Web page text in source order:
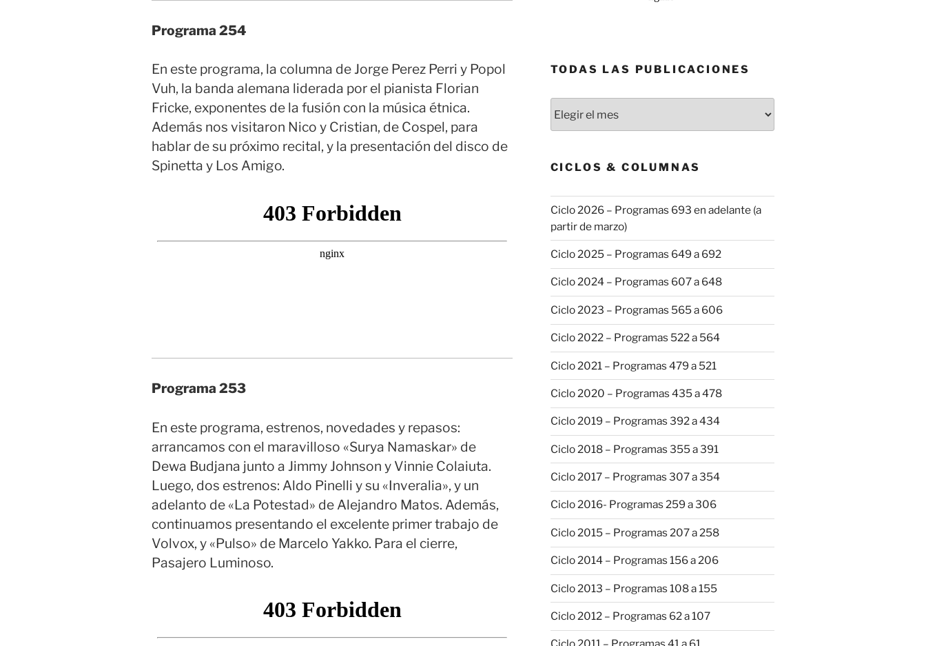
Programa 254
En este programa, la columna de Jorge Perez Perri y Popol
Vuh, la banda alemana liderada por el pianista Florian
Fricke, exponentes de la fusión con la música étnica.
Además nos visitaron Nico y Cristian, de Cospel, para
hablar de su próximo recital, y la presentación del disco de
Spinetta y Los Amigo.
Programa 253
En este programa, estrenos, novedades y repasos:
arrancamos con el maravilloso «Surya Namaskar» de
Dewa Budjana junto a Jimmy Johnson y Vinnie Colaiuta.
Luego, dos estrenos: Aldo Pinelli y su «Inveralia», y un
adelanto de «La Potestad» de Alejandro Matos. Además,
continuamos presentando el excelente primer trabajo de
Volvox, y «Pulso» de Marcelo Yakko. Para el cierre,
Pasajero Luminoso.
TODAS LAS PUBLICACIONES
las
CICLOS & COLUMNAS
Ciclo 2026 – Programas 693 en adelante (a
partir de marzo)
Ciclo 2025 – Programas 649 a 692
Ciclo 2024 – Programas 607 a 648
Ciclo 2023 – Programas 565 a 606
Ciclo 2022 – Programas 522 a 564
Ciclo 2021 – Programas 479 a 521
Ciclo 2020 – Programas 435 a 478
Ciclo 2019 – Programas 392 a 434
Ciclo 2018 – Programas 355 a 391
Ciclo 2017 – Programas 307 a 354
Ciclo 2016- Programas 259 a 306
Ciclo 2015 – Programas 207 a 258
Ciclo 2014 – Programas 156 a 206
Ciclo 2013 – Programas 108 a 155
Ciclo 2012 – Programas 62 a 107